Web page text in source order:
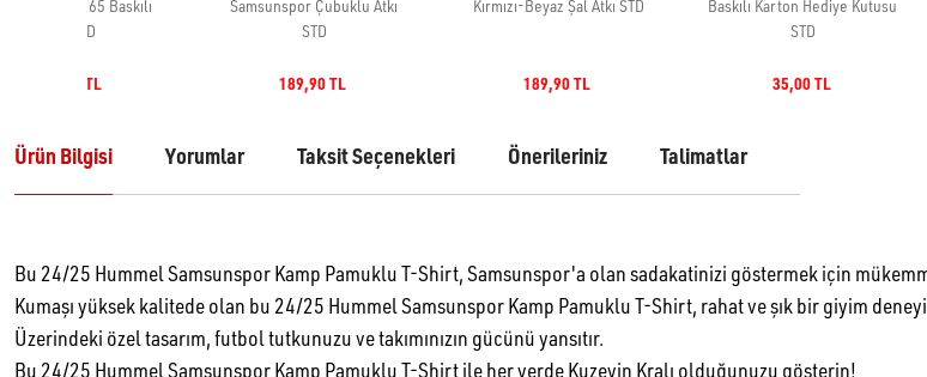
Ürün Bilgisi Yorumlar Taksit Seçenekleri Önerileriniz Talimatlar
Bu 24/25 Hummel Samsunspor Kamp Pamuklu T-Shirt, Samsunspor'a olan sadakatinizi göstermek için
Kumaşı yüksek kalitede olan bu 24/25 Hummel Samsunspor Kamp Pamuklu T-Shirt, rahat ve şık bir giyim
Üzerindeki özel tasarım, futbol tutkunuzu ve takımınızın gücünü yansıtır.
Bu 24/25 Hummel Samsunspor Kamp Pamuklu T-Shirt ile her yerde Kuzeyin Kralı olduğunuzu gösterin!